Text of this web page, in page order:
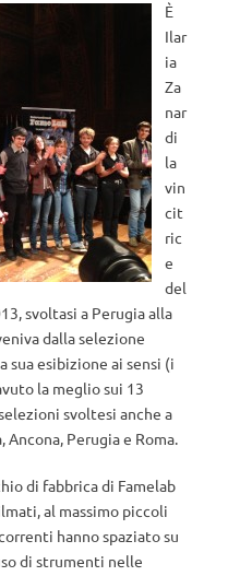
È
Ilar
ia
Za
nar
di
la
vin
cit
ric
e
del
svoltasi a Perugia alla
dalla selezione
sua esibizione ai sensi (i
la meglio sui 13
svoltesi anche a
Ancona, Perugia e Roma.
di fabbrica di Famelab
al massimo piccoli
hanno spaziato su
di strumenti nelle